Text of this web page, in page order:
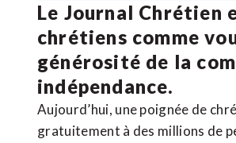
Le Journal Chrétien
chrétiens comme
générosité de la
indépendance.
Aujourd’hui, une poignée de
gratuitement à des millions de